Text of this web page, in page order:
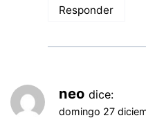
Responder
neo dice:
domingo 27